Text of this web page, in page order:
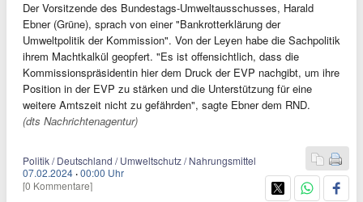
Der Vorsitzende des Bundestags-Umweltausschusses, Harald
Ebner (Grüne), sprach von einer "Bankrotterklärung der
Umweltpolitik der Kommission". Von der Leyen habe die Sachpolitik
ihrem Machtkalkül geopfert. "Es ist offensichtlich, dass die
Kommissionspräsidentin hier dem Druck der EVP nachgibt, um ihre
Position in der EVP zu stärken und die Unterstützung für eine
weitere Amtszeit nicht zu gefährden", sagte Ebner dem RND.
(dts Nachrichtenagentur)
Politik / Deutschland / Umweltschutz / Nahrungsmittel
07.02.2024 ·00:00 Uhr
[0 Kommentare]